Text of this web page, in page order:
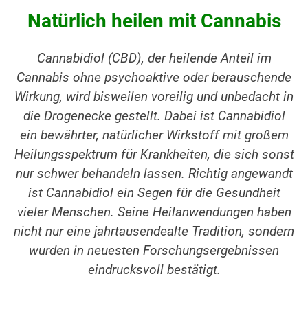
Natürlich heilen mit Cannabis
Cannabidiol (CBD), der heilende Anteil im
Cannabis ohne psychoaktive oder berauschende
Wirkung, wird bisweilen voreilig und unbedacht in
die Drogenecke gestellt. Dabei ist Cannabidiol
ein bewährter, natürlicher Wirkstoff mit großem
Heilungsspektrum für Krankheiten, die sich sonst
nur schwer behandeln lassen. Richtig angewandt
ist Cannabidiol ein Segen für die Gesundheit
vieler Menschen. Seine Heilanwendungen haben
nicht nur eine jahrtausendealte Tradition, sondern
wurden in neuesten Forschungsergebnissen
eindrucksvoll bestätigt.